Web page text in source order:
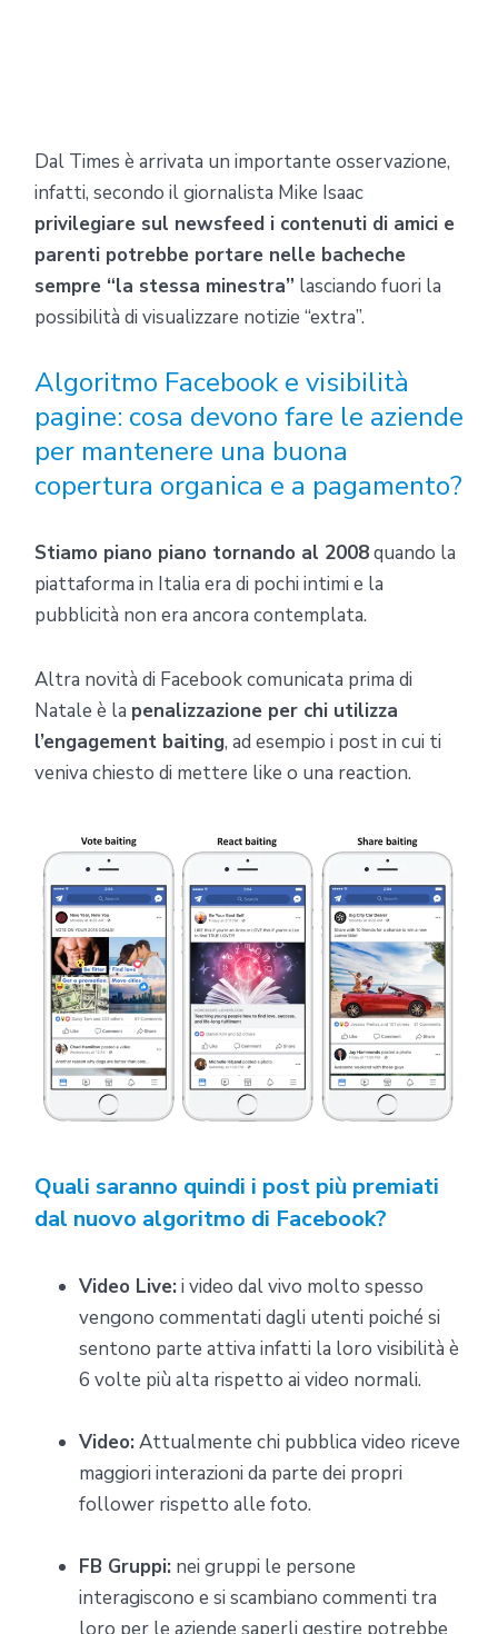
Dal Times è arrivata un importante osservazione,
infatti, secondo il giornalista Mike Isaac
privilegiare sul newsfeed i contenuti di amici e
parenti potrebbe portare nelle bacheche
sempre “la stessa minestra” lasciando fuori la
possibilità di visualizzare notizie “extra”.
Algoritmo Facebook e visibilità
pagine: cosa devono fare le aziende
per mantenere una buona
copertura organica e a pagamento?
Stiamo piano piano tornando al 2008quando la
piattaforma in Italia era di pochi intimi e la
pubblicità non era ancora contemplata.
Altra novità di Facebook comunicata prima di
Natale è la penalizzazione per chi utilizza
l’engagement baiting, ad esempio i post in cui ti
veniva chiesto di mettere like o una reaction.
Quali saranno quindi i post più premiati
dal nuovo algoritmo di Facebook?
Video Live:i video dal vivo molto spesso
vengono commentati dagli utenti poiché si
sentono parte attiva infatti la loro visibilità è
6 volte più alta rispetto ai video normali.
Video:Attualmente chi pubblica video riceve
maggiori interazioni da parte dei propri
follower rispetto alle foto.
FB Gruppi: nei gruppi le persone
interagiscono e si scambiano commenti tra